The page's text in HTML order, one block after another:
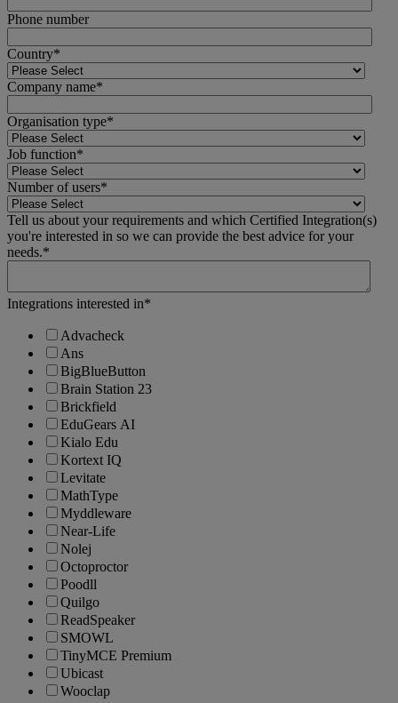
Phone number
Country*
Company name*
Organisation type*
Job function*
Number of users*
Tell us about your requirements and which Certified Integration(s)
you're interested in so we can provide the best advice for your
needs.*
Integrations interested in*
Advacheck
Ans
BigBlueButton
Brain Station 23
Brickfield
EduGears AI
Kialo Edu
Kortext IQ
Levitate
MathType
Myddleware
Near-Life
Nolej
Octoproctor
Poodll
Quilgo
ReadSpeaker
SMOWL
TinyMCE Premium
Ubicast
Wooclap